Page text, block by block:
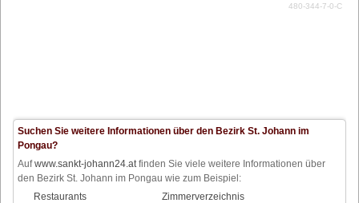
480-344-7-0-C
Suchen Sie weitere Informationen über den Bezirk St. Johann im
Pongau?
Aufwww.sankt-johann24.atfinden Sie viele weitere Informationen über
den Bezirk St. Johann im Pongau wie zum Beispiel:
Restaurants
Zimmerverzeichnis